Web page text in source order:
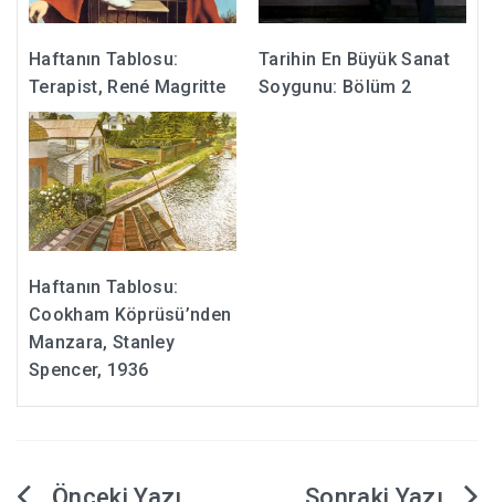
Haftanın Tablosu:
Terapist, René Magritte
Tarihin En Büyük Sanat
Soygunu: Bölüm 2
Haftanın Tablosu:
Cookham Köprüsü’nden
Manzara, Stanley
Spencer, 1936